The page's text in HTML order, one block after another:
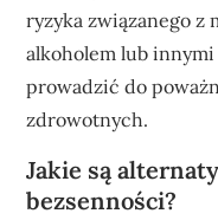
ryzyka związanego z
alkoholem lub
prowadzić do
zdrowotnych.
Jakie są
bezsenności?